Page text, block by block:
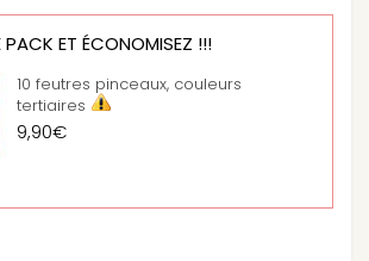
PACK ET ÉCONOMISEZ !!!
10 feutres pinceaux, couleurs
tertiaires
9,90€